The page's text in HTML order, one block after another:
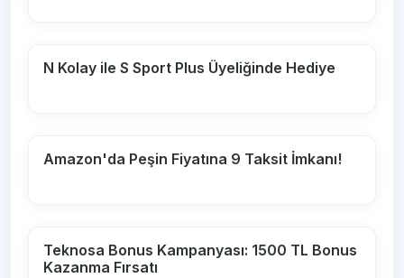
N Kolay ile S Sport Plus Üyeliğinde Hediye
Amazon'da Peşin Fiyatına 9 Taksit İmkanı!
Teknosa Bonus Kampanyası: 1500 TL Bonus
Kazanma Fırsatı